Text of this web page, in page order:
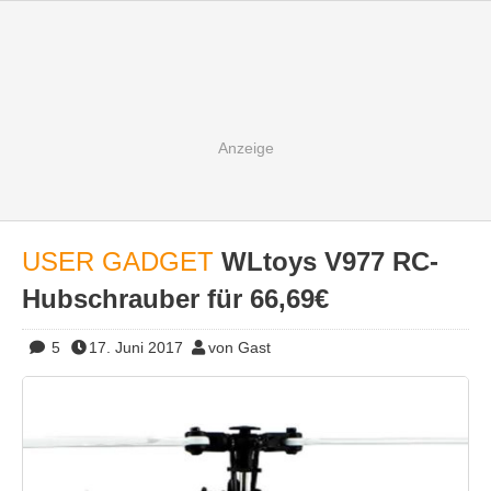
USER GADGET WLtoys V977 RC-
Hubschrauber für 66,69€
5 17. Juni 2017 von Gast